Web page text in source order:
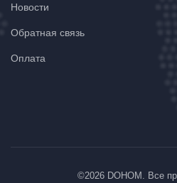
Новости
Обратная связь
Оплата
©2026 DOHOM. Все